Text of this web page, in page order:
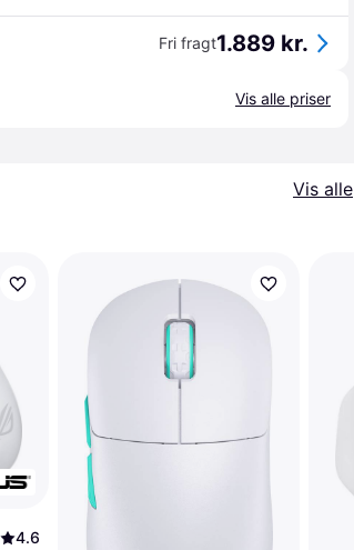
Fri fragt1.889 kr.
Vis alle priser
Vis alle
4.6